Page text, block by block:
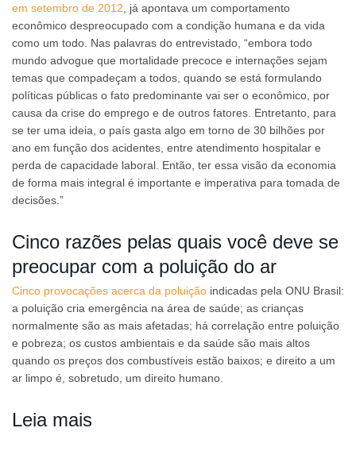
em setembro de 2012 , já apontava um comportamento
econômico despreocupado com a condição humana e da vida
como um todo. Nas palavras do entrevistado, “embora todo
mundo advogue que mortalidade precoce e internações sejam
temas que compadeçam a todos, quando se está formulando
políticas públicas o fato predominante vai ser o econômico, por
causa da crise do emprego e de outros fatores. Entretanto, para
se ter uma ideia, o país gasta algo em torno de 30 bilhões por
ano em função dos acidentes, entre atendimento hospitalar e
perda de capacidade laboral. Então, ter essa visão da economia
de forma mais integral é importante e imperativa para tomada de
decisões.”
Cinco razões pelas quais você deve se
preocupar com a poluição do ar
Cinco provocações acerca da poluição indicadas pela ONU Brasil:
a poluição cria emergência na área de saúde; as crianças
normalmente são as mais afetadas; há correlação entre poluição
e pobreza; os custos ambientais e da saúde são mais altos
quando os preços dos combustíveis estão baixos; e direito a um
ar limpo é, sobretudo, um direito humano.
Leia mais